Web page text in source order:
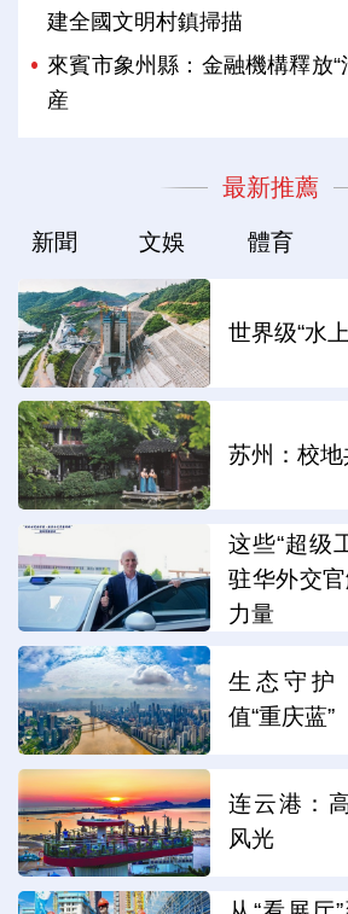
建全國文明村鎮掃描
來賓市象州縣：金融機構釋放“
産
最新推薦
新聞 文娛 體育
世界级“水
苏州：校地
这些“超级
驻华外交
力量
生态守护
值“重庆蓝”
连云港：
风光